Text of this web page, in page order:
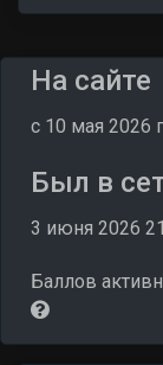
На сайте
c 10 мая 2026
Был в
3 июня 2026
Баллов